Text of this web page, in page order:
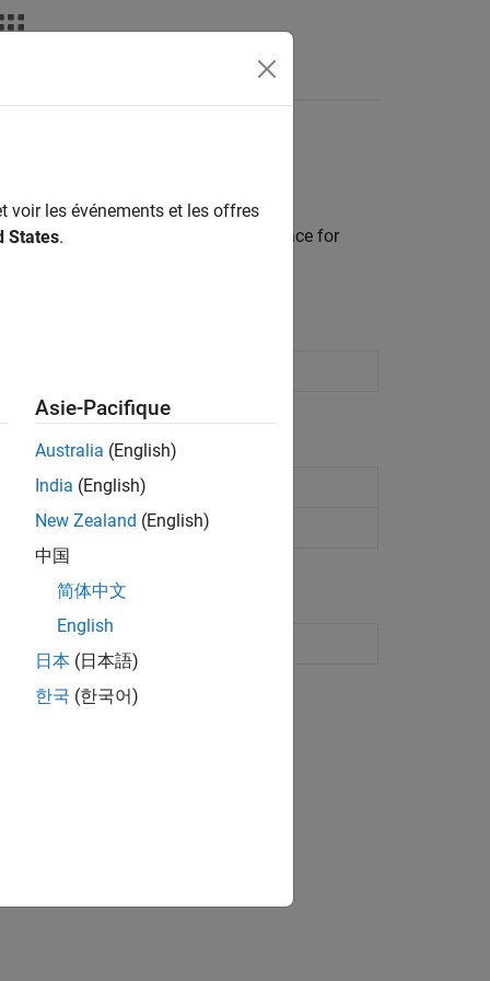
enables you to create an interface for
from MATLAB code
objects
voir les événements et les offres
States.
Asie-Pacifique
Australia (English)
India (English)
New Zealand (English)
中国
简体中文
English
日本 (日本語)
한국 (한국어)